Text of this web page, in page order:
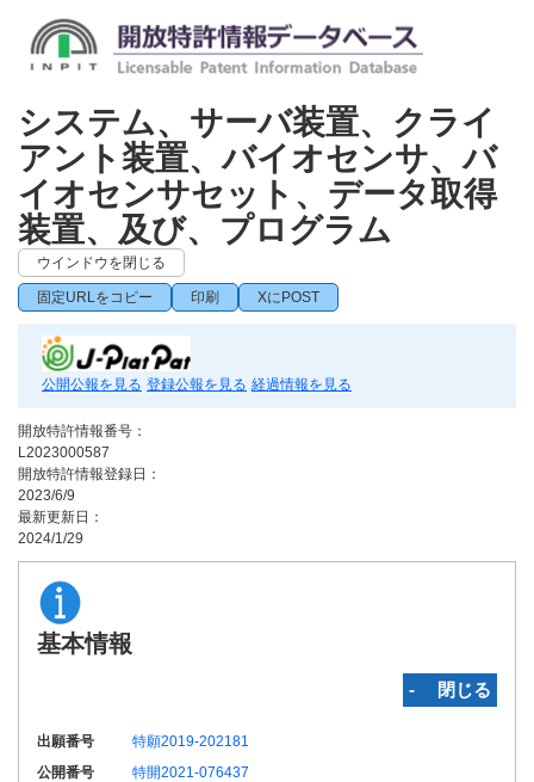
システム、サーバ装置、クライ
アント装置、バイオセンサ、バ
イオセンサセット、データ取得
装置、及び、プログラム
ウインドウを閉じる
固定URLをコピー 印刷 XにPOST
公開公報を見る 登録公報を見る 経過情報を見る
開放特許情報番号：
L2023000587
開放特許情報登録日：
2023/6/9
最新更新日：
2024/1/29
基本情報
‐ 閉じる
出願番号
特願2019-202181
公開番号
特開2021-076437